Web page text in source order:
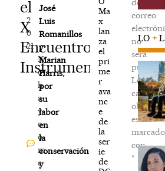
el
X
Encuentro
Instrumenta
,
2
0
21
N
o
h
a
y
c
o
m
e
José
Luis
Romanillos
y
Marian
Harris,
por
su
labor
en
la
conservación
y
Ma
x
lan
za
el
pri
me
r
ava
nc
e
de
la
ser
ie
de
de
correo
no
será
Los
campos
están
con
*
LO +